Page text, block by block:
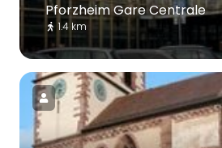
Pforzheim Gare Centrale
1.4 km